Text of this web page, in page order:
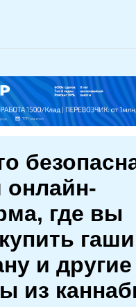
онлайн-
где вы
и другие
из